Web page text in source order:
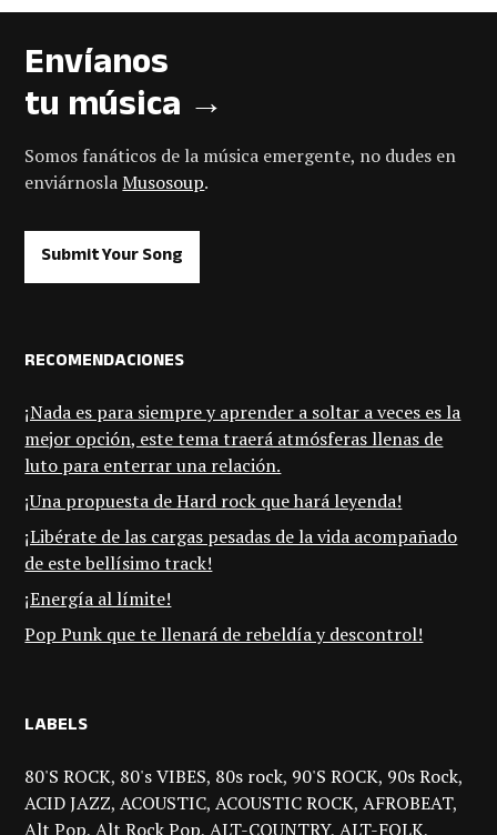
Envíanos
tu música →
Somos fanáticos de la música emergente, no dudes en
enviárnoslaMusosoup.
Submit Your Song
RECOMENDACIONES
¡Nada es para siempre y aprender a soltar a veces es la
mejor opción, este tema traerá atmósferas llenas de
luto para enterrar una relación.
¡Una propuesta de Hard rock que hará leyenda!
¡Libérate de las cargas pesadas de la vida acompañado
de este bellísimo track!
¡Energía al límite!
Pop Punk que te llenará de rebeldía y descontrol!
LABELS
80'S ROCK 80's VIBES 80s rock 90'S ROCK 90s Rock
ACID JAZZ ACOUSTIC ACOUSTIC ROCK AFROBEAT
Alt Pop Alt Rock Pop ALT-COUNTRY ALT-FOLK